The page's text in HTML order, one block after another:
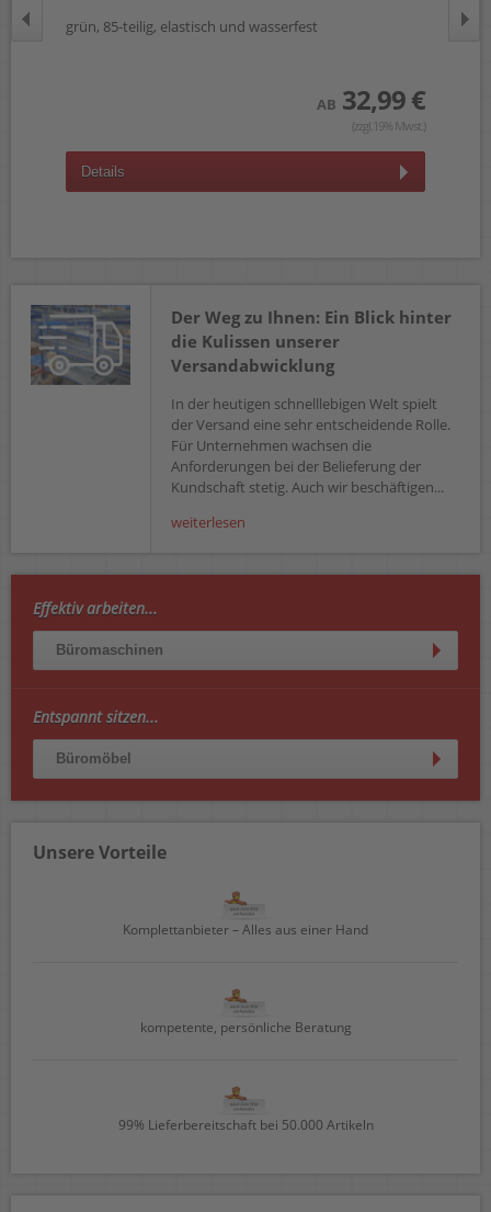
grün, 85-teilig, elastisch und wasserfest
AB 32,99 €
(zzgl.19% Mwst.)
Details
Der Weg zu Ihnen: Ein Blick hinter
die Kulissen unserer
Versandabwicklung
In der heutigen schnelllebigen Welt spielt
der Versand eine sehr entscheidende Rolle.
Für Unternehmen wachsen die
Anforderungen bei der Belieferung der
Kundschaft stetig. Auch wir beschäftigen...
weiterlesen
Effektiv arbeiten...
Büromaschinen
Entspannt sitzen...
Büromöbel
Unsere Vorteile
Komplettanbieter – Alles aus einer Hand
kompetente, persönliche Beratung
99% Lieferbereitschaft bei 50.000 Artikeln